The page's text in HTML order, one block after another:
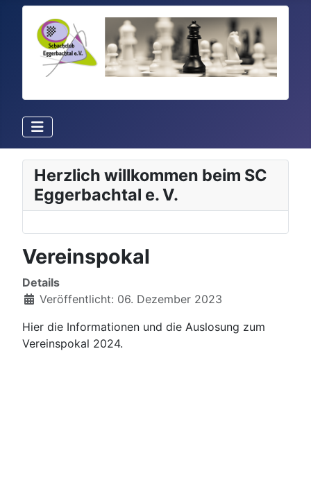
Herzlich willkommen beim SC
Eggerbachtal e. V.
Vereinspokal
Details
Veröffentlicht: 06. Dezember 2023
Hier die Informationen und die Auslosung zum
Vereinspokal 2024.